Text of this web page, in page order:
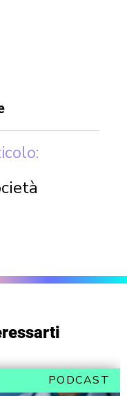
PODCAST